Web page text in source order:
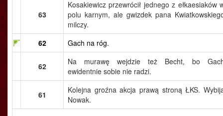
63
Kosakiewicz przewrócił jednego z ełkaesiaków
polu karnym, ale gwizdek pana
milczy.
62
Gach na róg.
62
Na murawę wejdzie też Becht, bo
ewidentnie sobie nie radzi.
61
Kolejna groźna akcja prawą stroną ŁKS.
Nowak.